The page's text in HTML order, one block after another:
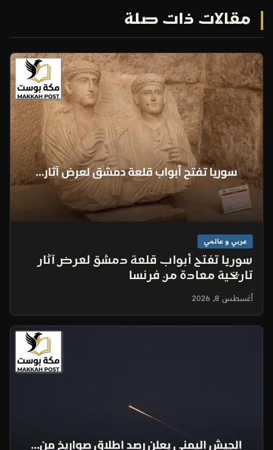
مقالات ذات صلة
عربي و عالمي
سوريا تفتح أبواب قلعة دمشق لعرض آثار
تاريخية معادة من فرنسا
أغسطس 8, 2026